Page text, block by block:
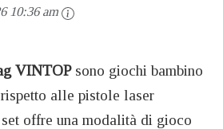
10:36 am
VINTOPsono giochi bambino
alle pistole laser
offre una modalità di gioco